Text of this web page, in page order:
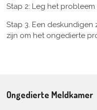
Stap 2: Leg het
Stap 3. Een
zijn om het ongedierte
Ongedierte Meldkamer